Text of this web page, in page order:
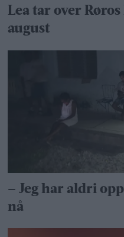
Lea tar over
august
– Jeg har aldri
nå